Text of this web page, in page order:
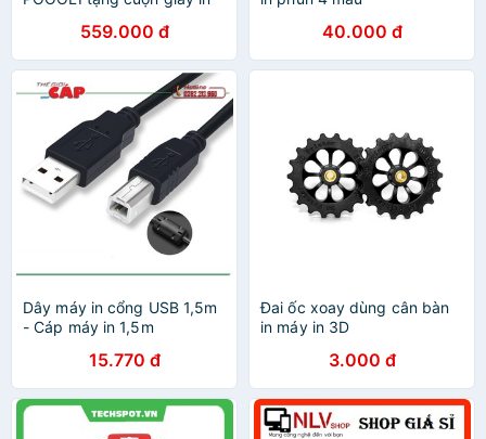
559.000 đ 40.000 đ
Dây máy in cổng USB 1,5m
- Cáp máy in 1,5m
15.770 đ
Đai ốc xoay dùng cân bàn
in máy in 3D
3.000 đ